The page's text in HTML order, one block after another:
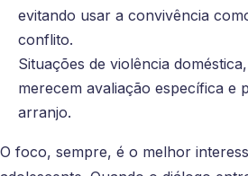
evitando usar a convivência
conflito.
Situações de violência
merecem avaliação específica e
arranjo.
O foco, sempre, é o melhor